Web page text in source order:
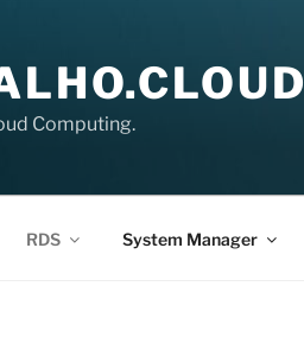
Computing.
RDS System Manager